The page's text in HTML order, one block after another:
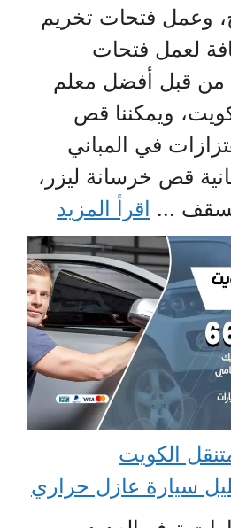
وعمل فتحات تخريم
لعمل فتحات
من قبل أفضل معلم
ويمكننا قص
في المباني
قص خرسانة ليزر،
... اقرأ المزيد
الكويت